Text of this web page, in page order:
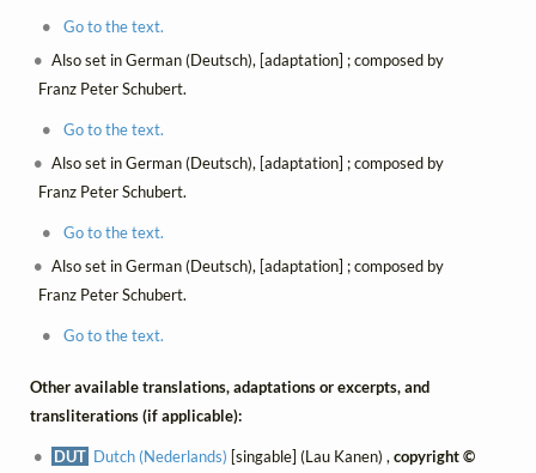
Go to the text.
Also set in German (Deutsch), [adaptation] ; composed by
Franz Peter Schubert.
Go to the text.
Also set in German (Deutsch), [adaptation] ; composed by
Franz Peter Schubert.
Go to the text.
Also set in German (Deutsch), [adaptation] ; composed by
Franz Peter Schubert.
Go to the text.
Other available translations, adaptations or excerpts, and
transliterations (if applicable):
DUT Dutch (Nederlands) [singable] (Lau Kanen) ,copyright ©